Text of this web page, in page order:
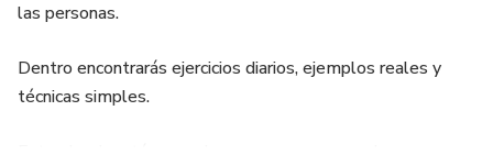
las personas.
Dentro encontrarás ejercicios diarios, ejemplos reales y
técnicas simples.